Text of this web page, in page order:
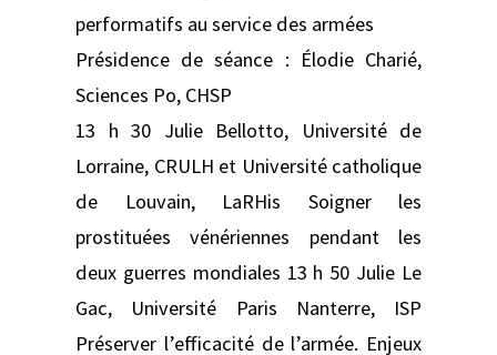
performatifs au service des armées
Présidence de séance : Élodie Charié,
Sciences Po, CHSP
13 h 30 Julie Bellotto, Université de
Lorraine, CRULH et Université catholique
de Louvain, LaRHis Soigner les
prostituées vénériennes pendant les
deux guerres mondiales 13 h 50 Julie Le
Gac, Université Paris Nanterre, ISP
Préserver l’efficacité de l’armée. Enjeux